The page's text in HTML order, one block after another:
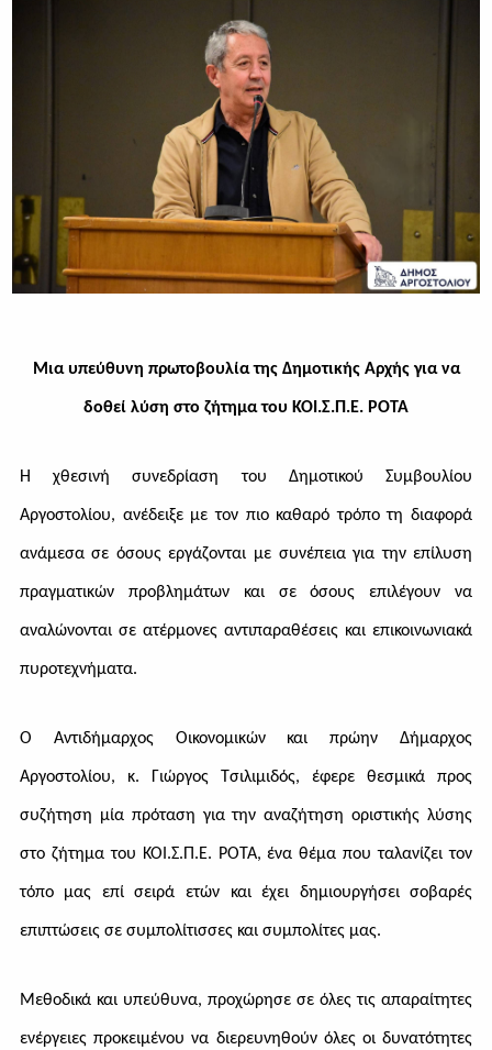
Μια υπεύθυνη πρωτοβουλία της Δημοτικής Αρχής για να
δοθεί λύση στο ζήτημα του ΚΟΙ.Σ.Π.Ε. ΡΟΤΑ
Η χθεσινή συνεδρίαση του Δημοτικού Συμβουλίου
Αργοστολίου, ανέδειξε με τον πιο καθαρό τρόπο τη διαφορά
ανάμεσα σε όσους εργάζονται με συνέπεια για την επίλυση
πραγματικών προβλημάτων και σε όσους επιλέγουν να
αναλώνονται σε ατέρμονες αντιπαραθέσεις και επικοινωνιακά
πυροτεχνήματα.
Ο Αντιδήμαρχος Οικονομικών και πρώην Δήμαρχος
Αργοστολίου, κ. Γιώργος Τσιλιμιδός, έφερε θεσμικά προς
συζήτηση μία πρόταση για την αναζήτηση οριστικής λύσης
στο ζήτημα του ΚΟΙ.Σ.Π.Ε. ΡΟΤΑ, ένα θέμα που ταλανίζει τον
τόπο μας επί σειρά ετών και έχει δημιουργήσει σοβαρές
επιπτώσεις σε συμπολίτισσες και συμπολίτες μας.
Μεθοδικά και υπεύθυνα, προχώρησε σε όλες τις απαραίτητες
ενέργειες προκειμένου να διερευνηθούν όλες οι δυνατότητες